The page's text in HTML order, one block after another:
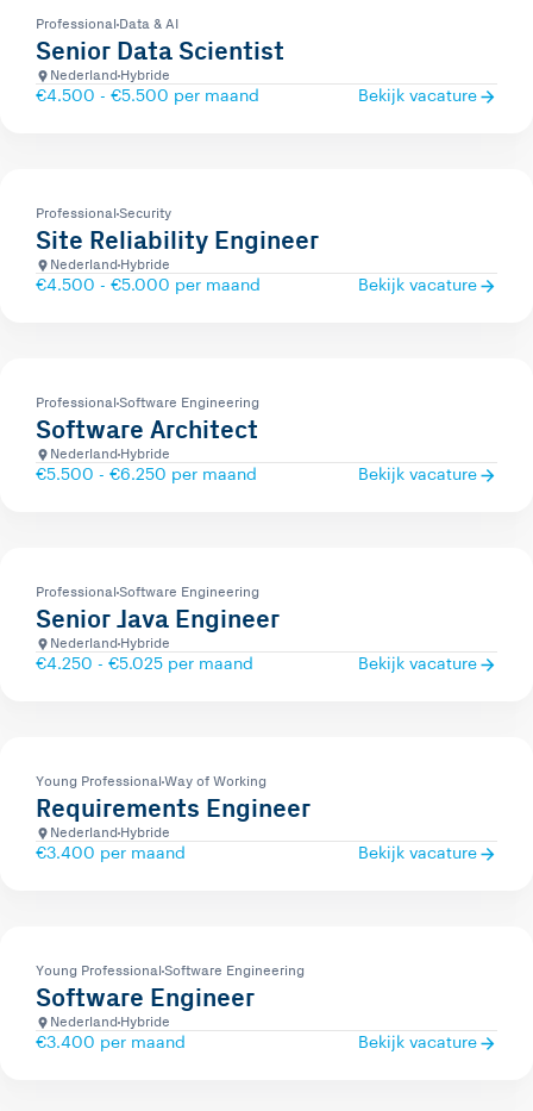
Professional Data & AI
Senior Data Scientist
Nederland Hybride
€4.500 - €5.500 per maand Bekijk vacature
Professional Security
Site Reliability Engineer
Nederland Hybride
€4.500 - €5.000 per maand Bekijk vacature
Professional Software Engineering
Software Architect
Nederland Hybride
€5.500 - €6.250 per maand Bekijk vacature
Professional Software Engineering
Senior Java Engineer
Nederland Hybride
€4.250 - €5.025 per maand Bekijk vacature
Young Professional Way of Working
Requirements Engineer
Nederland Hybride
€3.400 per maand Bekijk vacature
Young Professional Software Engineering
Software Engineer
Nederland Hybride
€3.400 per maand Bekijk vacature